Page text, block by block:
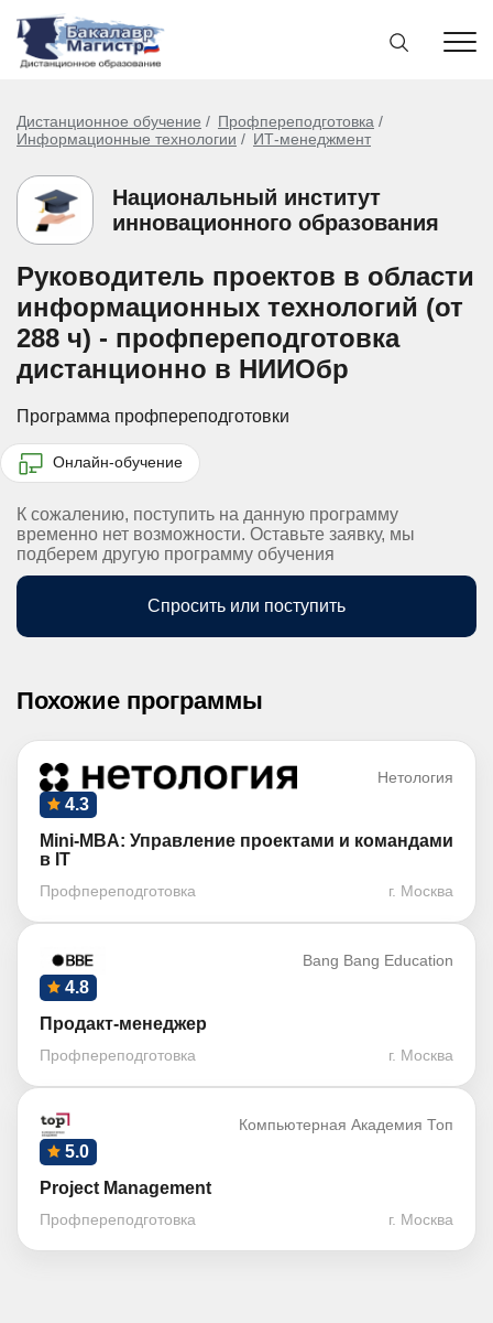
Дистанционное обучение
Профпереподготовка
Информационные технологии
ИТ-менеджмент
Национальный институт
инновационного образования
Руководитель проектов в области
информационных технологий (от
288 ч) - профпереподготовка
дистанционно в НИИОбр
Программа профпереподготовки
Онлайн-обучение
К сожалению, поступить на данную программу
временно нет возможности. Оставьте заявку, мы
подберем другую программу обучения
Спросить или поступить
Похожие программы
Нетология
4.3
Mini-MBA: Управление проектами и командами
в IT
Профпереподготовка г. Москва
Bang Bang Education
4.8
Продакт-менеджер
Профпереподготовка г. Москва
Компьютерная Академия Топ
5.0
Project Management
Профпереподготовка г. Москва